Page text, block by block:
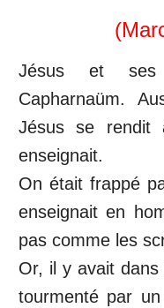
Jésus et ses
Capharnaüm.
Jésus se
enseignait.
On était frappé
enseignait en
pas comme les
Or, il y avait
tourmenté par